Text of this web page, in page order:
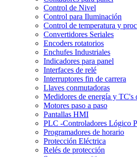
Control de Nivel
Control para Iluminación
Control de temperatura y
Convertidores Seriales
Encoders rotatorios
Enchufes Industriales
Indicadores para panel
Interfaces de relé
Interruptores fin de carrera
Llaves conmutadoras
Medidores de energía y TC's
Motores paso a paso
Pantallas HMI
PLC -Controladores Lógico
Programadores de horario
Protección Eléctrica
Relés de protección